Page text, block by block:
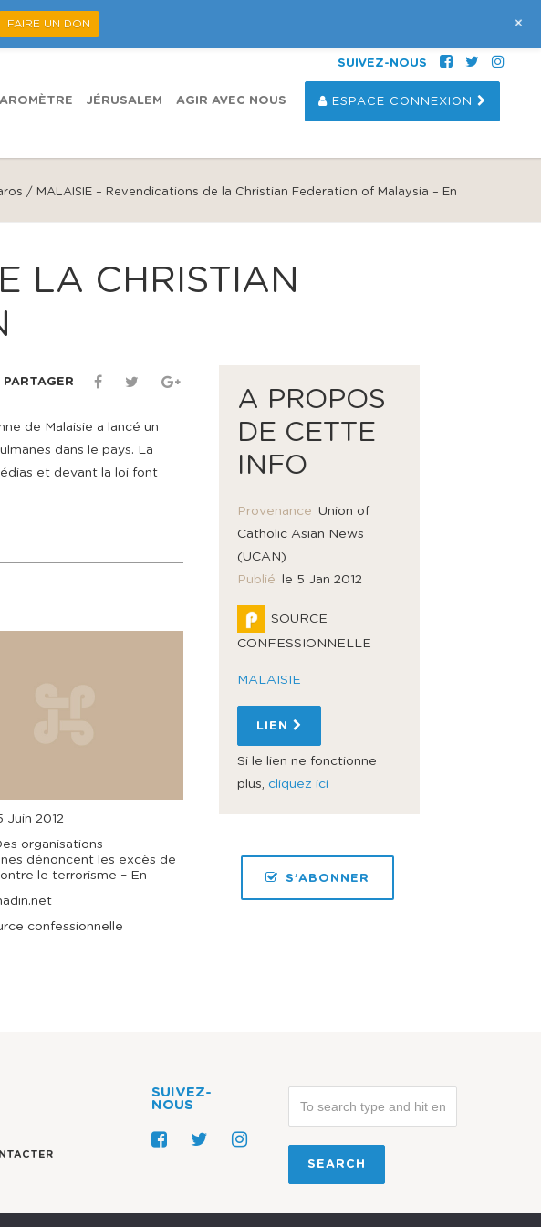
SUIVEZ-NOUS
ESPACE CONNEXION
JÉRUSALEM AGIR AVEC NOUS
/ MALAISIE – Revendicat​ions de la Christian Federation of Malaysia – En
LA CHRISTIAN
PARTAGER
de Malaisie a lancé un
dans le pays. La
et devant la loi font
Juin 2012
organisations
dénoncent les excès de
le terrorisme – En
confessionnelle
A PROPOS
DE CETTE
INFO
Provenance Union of
Catholic Asian News
(UCAN)
Publié
le 5 Jan 2012
SOURCE
CONFESSIONNELLE
MALAISIE
LIEN
Si le lien ne fonctionne
plus, cliquez ici
S’ABONNER
SUIVEZ-
NOUS
FAIRE UN DON +